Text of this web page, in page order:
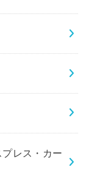
レス・カー